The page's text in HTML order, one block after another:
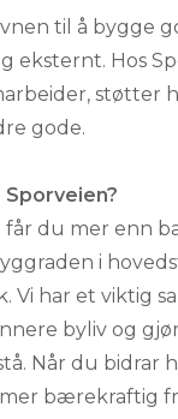
til å bygge
eksternt. Hos
støtter
gode.
får du mer enn
i
Vi har et viktig
byliv og
Når du bidrar
mer bærekraftig